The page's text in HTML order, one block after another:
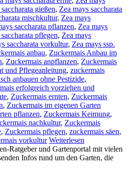
gießen, Zea mays saccharata
mischkultur, Zea mays
saccharata pflanzen, Zea mays
pflegen, Zea mays
saccharata vorkultur, Zea mays ssp.
anbau, Zuckermais Anbau im
, Zuckermais anpflanzen, Zuckermais
und Pflegeanleitung, zuckermais
anbauen ohne Pestizide,
erfolgreich vorziehen und
, Zuckermais ernten, Zuckermais
, Zuckermais im eigenen Garten
pflanzen, Zuckermais Keimung,
nachkultur, Zuckermais
, Zuckermais pflegen, zuckermais säen,
vorkultur Weiterlesen
Ratgeber und Gartenportal mit vielen
Infos rund um den Garten, die